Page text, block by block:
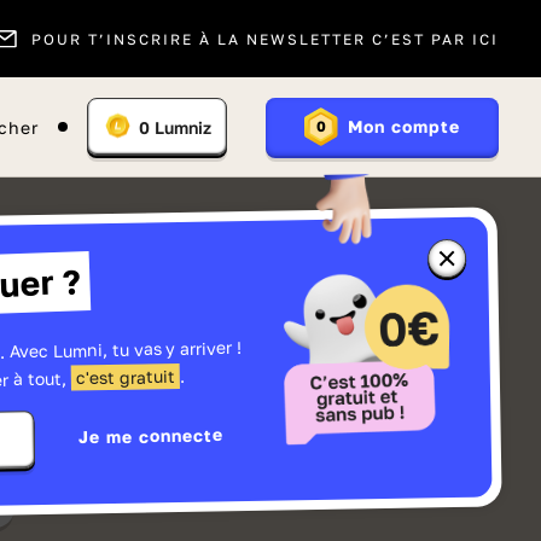
POUR T’INSCRIRE À LA NEWSLETTER C’EST PAR ICI
En
savoir
plus
les
Vous
:
0 Lumniz 0 Mon compte
Fermer
la
fenêtre
sur
Lumniz
?
Lumni, tu vas y arriver !
à tout, c'est gratuit .
Je me connecte